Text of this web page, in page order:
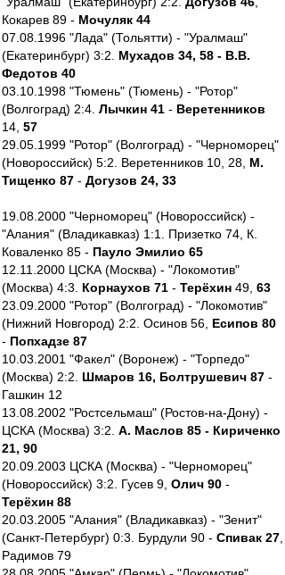
Кокарев 89 - Мочуляк 44
07.08.1996 "Лада" (Тольятти) - "Уралмаш"
(Екатеринбург) 3:2. Мухадов 34, 58 - В.В.
Федотов 40
03.10.1998 "Тюмень" (Тюмень) - "Ротор"
(Волгоград) 2:4. Лычкин 41 - Веретенников
14, 57
29.05.1999 "Ротор" (Волгоград) - "Черноморец"
(Новороссийск) 5:2. Веретенников 10, 28, М.
Тищенко 87 - Догузов 24, 33
19.08.2000 "Черноморец" (Новороссийск) -
"Алания" (Владикавказ) 1:1. Призетко 74, К.
Коваленко 85 - Пауло Эмилио 65
12.11.2000 ЦСКА (Москва) - "Локомотив"
(Москва) 4:3. Корнаухов 71 - Терёхин 49, 63
23.09.2000 "Ротор" (Волгоград) - "Локомотив"
(Нижний Новгород) 2:2. Осинов 56, Есипов 80
- Попхадзе 87
10.03.2001 "Факел" (Воронеж) - "Торпедо"
(Москва) 2:2. Шмаров 16, Болтрушевич 87 -
Гашкин 12
13.08.2002 "Ростсельмаш" (Ростов-на-Дону) -
ЦСКА (Москва) 3:2. А. Маслов 85 - Кириченко
21, 90
20.09.2003 ЦСКА (Москва) - "Черноморец"
(Новороссийск) 3:2. Гусев 9, Олич 90 -
Терёхин 88
20.03.2005 "Алания" (Владикавказ) - "Зенит"
(Санкт-Петербург) 0:3. Бурдули 90 - Спивак 27
Радимов 79